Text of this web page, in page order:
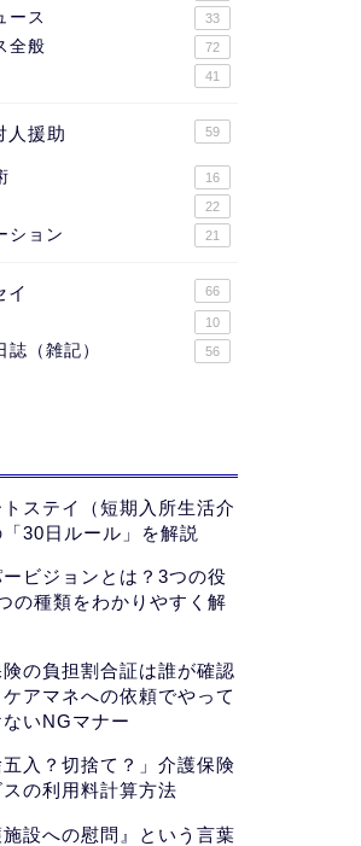
ース 33
全般 72
41
人援助 59
16
22
ション 21
イ 66
10
（雑記） 56
ステイ（短期入所生活介
30日ルール」を解説
ービジョンとは？3つの役
の種類をわかりやすく解
の負担割合証は誰が確認
アマネへの依頼でやって
いNGマナー
五入？切捨て？」介護保険
の利用料計算方法
施設への慰問』という言葉